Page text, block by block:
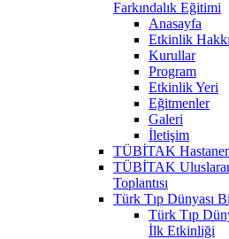
Farkındalık Eğitimi
Anasayfa
Etkinlik
Kurullar
Program
Etkinlik Yeri
Eğitmenler
Galeri
İletişim
TÜBİTAK
TÜBİTAK
Toplantısı
Türk Tıp Dünyası
Türk Tıp
İlk Etkinliği